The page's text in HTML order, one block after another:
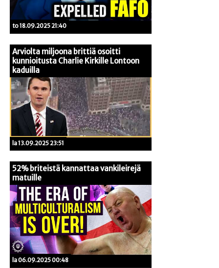
to 18.09.2025 21:40
Arviolta miljoona brittiä osoitti
kunnioitusta Charlie Kirkille Lontoon
kaduilla
la 13.09.2025 23:51
52% briteistä kannattaa vankileirejä
matuille
la 06.09.2025 00:48